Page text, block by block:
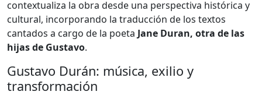
contextualiza la obra desde una perspectiva histórica y
cultural, incorporando la traducción de los textos
cantados a cargo de la poeta Jane Duran, otra de las
hijas de Gustavo.
Gustavo Durán: música, exilio y
transformación